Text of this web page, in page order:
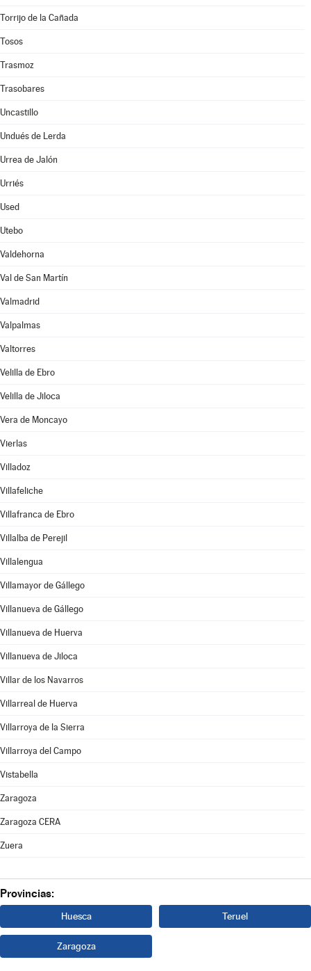
Torrijo de la Cañada
Tosos
Trasmoz
Trasobares
Uncastillo
Undués de Lerda
Urrea de Jalón
Urriés
Used
Utebo
Valdehorna
Val de San Martín
Valmadrid
Valpalmas
Valtorres
Velilla de Ebro
Velilla de Jiloca
Vera de Moncayo
Vierlas
Villadoz
Villafeliche
Villafranca de Ebro
Villalba de Perejil
Villalengua
Villamayor de Gállego
Villanueva de Gállego
Villanueva de Huerva
Villanueva de Jiloca
Villar de los Navarros
Villarreal de Huerva
Villarroya de la Sierra
Villarroya del Campo
Vistabella
Zaragoza
Zaragoza CERA
Zuera
Provincias:
Huesca Teruel
Zaragoza